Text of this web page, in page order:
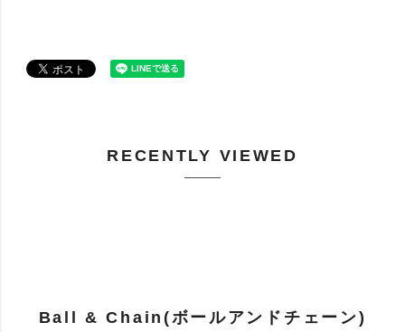
RECENTLY VIEWED
Ball & Chain(ボールアンドチェーン)